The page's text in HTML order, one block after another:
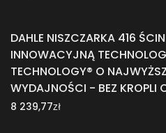
DAHLE NISZCZARKA 416
INNOWACYJNĄ
TECHNOLOGY® O
WYDAJNOŚCI - BEZ KROPLI
8 239,77zł